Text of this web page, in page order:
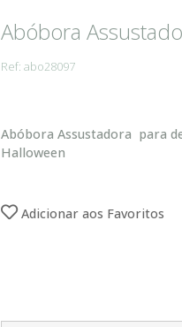
Abóbora
Ref: abo28097
Abóbora Assustadora para
Halloween
Adicionar aos Favoritos